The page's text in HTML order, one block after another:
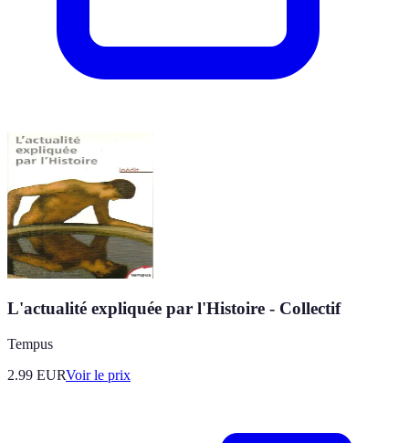
L'actualité expliquée par l'Histoire - Collectif
Tempus
2.99 EURVoir le prix